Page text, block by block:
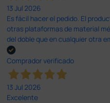
13 Jul 2026
Es fácil hacer el pedido. El
otras plataformas de material
del doble que en cualquier otra
Comprador verificado
13 Jul 2026
Excelente